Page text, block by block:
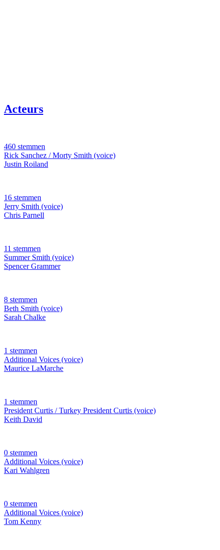
Acteurs
460 stemmen
Rick Sanchez / Morty Smith (voice)
Justin Roiland
16 stemmen
Jerry Smith (voice)
Chris Parnell
11 stemmen
Summer Smith (voice)
Spencer Grammer
8 stemmen
Beth Smith (voice)
Sarah Chalke
1 stemmen
Additional Voices (voice)
Maurice LaMarche
1 stemmen
President Curtis / Turkey President Curtis (voice)
Keith David
0 stemmen
Additional Voices (voice)
Kari Wahlgren
0 stemmen
Additional Voices (voice)
Tom Kenny